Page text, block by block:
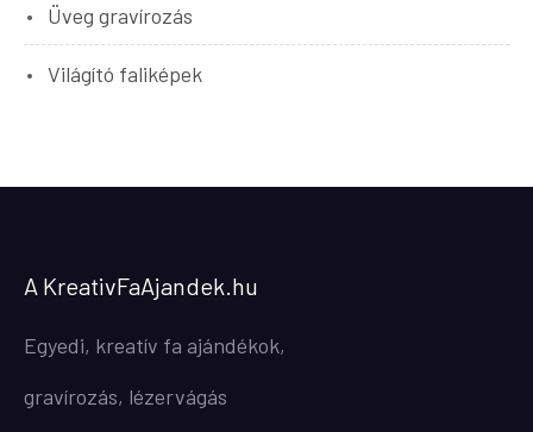
Üveg gravírozás
Világító faliképek
A KreativFaAjandek.hu
Egyedi, kreatív fa ajándékok,
gravírozás, lézervágás